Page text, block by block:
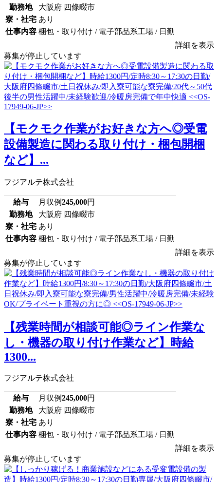
勤務地
大阪府 四條畷市
寮・社宅 あり
仕事内容 梱包・取り付け / 電子部品系工場 / 日勤
詳細を表示
募集が停止しています
【モクモク作業がお好きな方へ◎受電
設備製造に関わる取り付け・梱包開梱
など】...
フジアルテ株式会社
給与 月収例245,000円
勤務地
大阪府 四條畷市
寮・社宅 あり
仕事内容 梱包・取り付け / 電子部品系工場 / 日勤
詳細を表示
募集が停止しています
【残業時間が相談可能◎ライン作業な
し・機器の取り付け作業など】時給
1300...
フジアルテ株式会社
給与 月収例245,000円
勤務地
大阪府 四條畷市
寮・社宅 あり
仕事内容 梱包・取り付け / 電子部品系工場 / 日勤
詳細を表示
募集が停止しています